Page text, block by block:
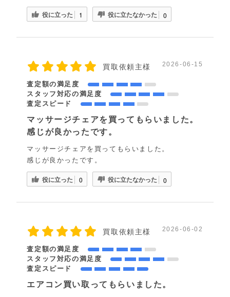
役に立った 1 役に立たなかった 0
買取依頼主様 2026-06-15
査定額の満足度
スタッフ対応の満足度
査定スピード
マッサージチェアを買ってもらいました。
感じが良かったです。
マッサージチェアを買ってもらいました。
感じが良かったです。
役に立った 0 役に立たなかった 0
買取依頼主様 2026-06-02
査定額の満足度
スタッフ対応の満足度
査定スピード
エアコン買い取ってもらいました。